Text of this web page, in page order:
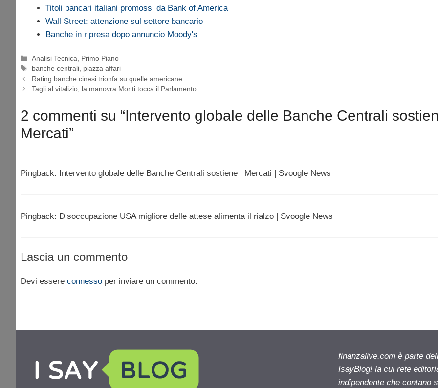
Titoli bancari italiani promossi da Bank of America
Wall Street: attenzione sul settore bancario
Banche in ripresa dopo annuncio Moody's
Categorie
Analisi Tecnica
Primo Piano
Tag
banche centrali piazza affari
Rating banche cinesi trionfa su quelle americane
Tagli al vitalizio, la manovra Monti tocca il Parlamento
2 commenti su “Intervento globale delle Banche Centrali
Mercati”
Pingback: Intervento globale delle Banche Centrali sostiene i Mercati | Svoogle News
Pingback: Disoccupazione USA migliore delle attese alimenta il rialzo | Svoogle News
Lascia un commento
Devi essere connesso per inviare un commento.
finanzalive.com è parte
IsayBlog! la cui rete
indipendente che contano